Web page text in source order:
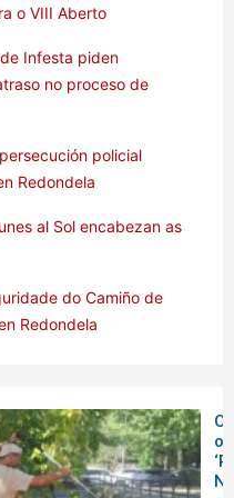
o VIII Aberto
Infesta piden
no proceso de
policial
Redondela
al Sol encabezan as
do Camiño de
Redondela
O